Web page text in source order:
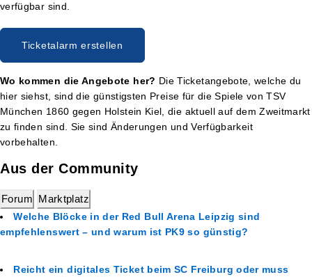
verfügbar sind.
Ticketalarm erstellen
Wo kommen die Angebote her? Die Ticketangebote, welche du
hier siehst, sind die günstigsten Preise für die Spiele von TSV
München 1860 gegen Holstein Kiel, die aktuell auf dem Zweitmarkt
zu finden sind. Sie sind Änderungen und Verfügbarkeit
vorbehalten.
Aus der Community
Forum Marktplatz
Welche Blöcke in der Red Bull Arena Leipzig sind
empfehlenswert – und warum ist PK9 so günstig?
Reicht ein digitales Ticket beim SC Freiburg oder muss